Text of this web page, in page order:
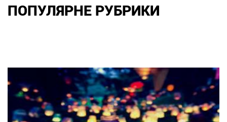
ПОПУЛЯРНЕ РУБРИКИ